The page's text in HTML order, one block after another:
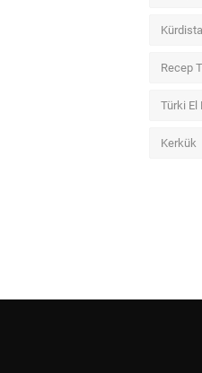
Recep
Türki El
Kerkük